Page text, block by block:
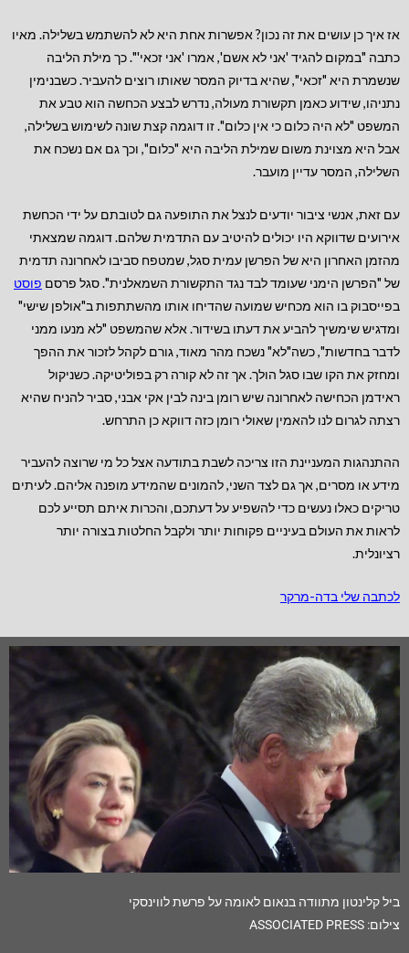
אז איך כן עושים את זה נכון? אפשרות אחת היא לא להשתמש בשלילה. מאיו
כתבה "במקום להגיד 'אני לא אשם', אמרו 'אני זכאי'". כך מילת הליבה
שנשמרת היא "זכאי", שהיא בדיוק המסר שאותו רוצים להעביר. כשבנימין
נתניהו, שידוע כאמן תקשורת מעולה, נדרש לבצע הכחשה הוא טבע את
המשפט "לא היה כלום כי אין כלום". זו דוגמה קצת שונה לשימוש בשלילה,
אבל היא מצוינת משום שמילת הליבה היא "כלום", וכך גם אם נשכח את
השלילה, המסר עדיין מועבר.
עם זאת, אנשי ציבור יודעים לנצל את התופעה גם לטובתם על ידי הכחשת
אירועים שדווקא היו יכולים להיטיב עם התדמית שלהם. דוגמה שמצאתי
מהזמן האחרון היא של הפרשן עמית סגל, שמטפח סביבו לאחרונה תדמית
של "הפרשן הימני שעומד לבד נגד התקשורת השמאלנית". סגל פרסם פוסט
בפייסבוק בו הוא מכחיש שמועה שהדיחו אותו מהשתתפות ב"אולפן שישי"
ומדגיש שימשיך להביע את דעתו בשידור. אלא שהמשפט "לא מנעו ממני
לדבר בחדשות", כשה"לא" נשכח מהר מאוד, גורם לקהל לזכור את ההפך
ומחזק את הקו שבו סגל הולך. אך זה לא קורה רק בפוליטיקה. כשניקול
ראידמן הכחישה לאחרונה שיש רומן בינה לבין אקי אבני, סביר להניח שהיא
רצתה לגרום לנו להאמין שאולי רומן כזה דווקא כן התרחש.
ההתנהגות המעניינת הזו צריכה לשבת בתודעה אצל כל מי שרוצה להעביר
מידע או מסרים, אך גם לצד השני, להמונים שהמידע מופנה אליהם. לעיתים
טריקים כאלו נעשים כדי להשפיע על דעתכם, והכרות איתם תסייע לכם
לראות את העולם בעיניים פקוחות יותר ולקבל החלטות בצורה יותר
רציונלית.
לכתבה שלי בדה-מרקר
ביל קלינטון מתוודה בנאום לאומה על פרשת לווינסקי
צילום: ASSOCIATED PRESS